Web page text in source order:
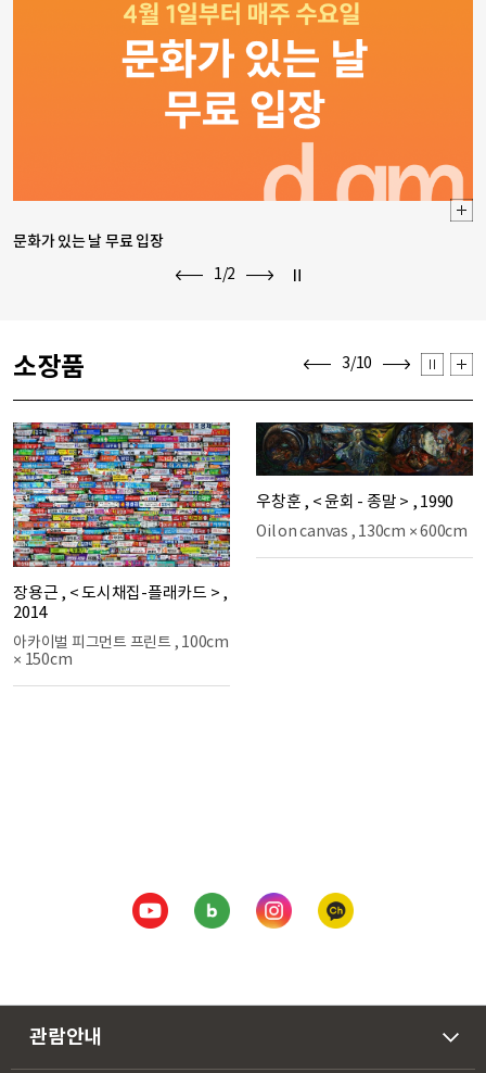
문화가 있는 날 무료 입장
회색의 하루
이전보기 1/2 다음보기
소장품
장용근 , < 도시채집-플래카드 > ,
2014
아카이벌 피그먼트 프린트 , 100cm
× 150cm
우창훈 , < 윤회 - 종말 > , 1990
Oil on canvas , 130cm × 600cm
이전보기 3/10 다음보기 정지
소
품
더
보
기
관람안내